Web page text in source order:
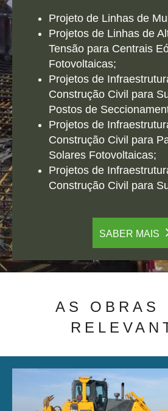
Projeto de Linhas de
Projetos de Linhas de
Tensão para Centrais
Fotovoltaicas;
Projetos de
Construção Civil para
Postos de
Projetos de
Construção Civil para
Solares Fotovoltaicas;
Projetos de
Construção Civil para
SABER MAIS
AS OBRAS